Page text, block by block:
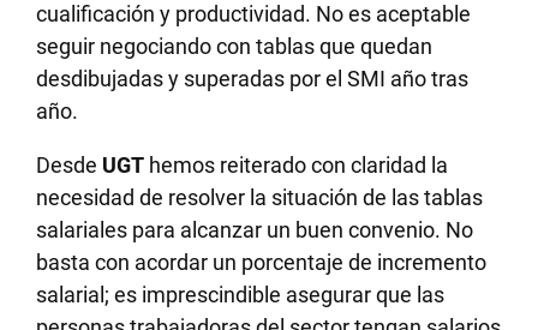
cualificación y productividad. No es aceptable
seguir negociando con tablas que quedan
desdibujadas y superadas por el SMI año tras
año.
Desde UGT hemos reiterado con claridad la
necesidad de resolver la situación de las tablas
salariales para alcanzar un buen convenio. No
basta con acordar un porcentaje de incremento
salarial; es imprescindible asegurar que las